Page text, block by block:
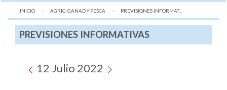
INICIO AGRIC, GANAD Y PESCA AQUÍ:
PREVISIONES INFORMAT...
PREVISIONES INFORMATIVAS
12 Julio 2022